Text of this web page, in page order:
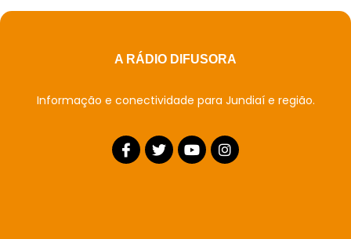
A RÁDIO DIFUSORA
Informação e conectividade para Jundiaí e região.